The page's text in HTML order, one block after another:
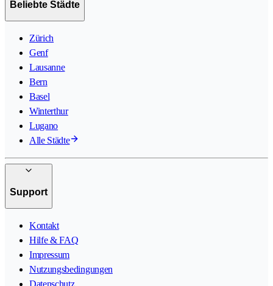
Beliebte Städte
Zürich
Genf
Lausanne
Bern
Basel
Winterthur
Lugano
Alle Städte
Support
Kontakt
Hilfe & FAQ
Impressum
Nutzungsbedingungen